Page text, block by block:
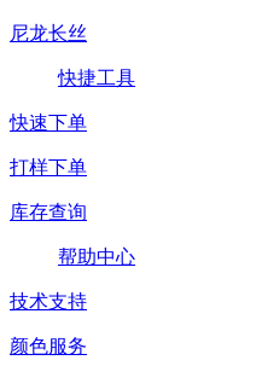
尼龙长丝
快捷工具
快速下单
打样下单
库存查询
帮助中心
技术支持
颜色服务